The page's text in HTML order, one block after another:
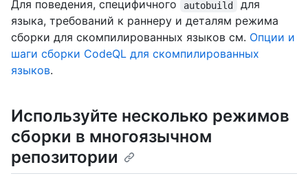
Для поведения, специфичного autobuild
для
языка, требований к раннеру и деталям режима
сборки для скомпилированных языков см. Опции и
шаги сборки CodeQL для скомпилированных
языков.
Используйте несколько режимов
сборки в многоязычном
репозитории